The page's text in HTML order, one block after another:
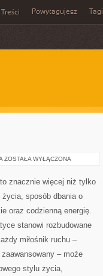
Powytagujesz Tagi
DIETA
ZOSTAŁA WYŁĄCZONA
znacznie więcej niż tylko
sposób dbania o
oraz codzienną energię.
stanowi rozbudowane
miłośnik ruchu –
– może
stylu życia,